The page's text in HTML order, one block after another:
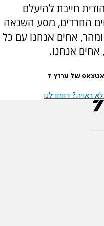
חייבת להיעלם
החרדים, מסע השנאה
אחים אנחנו עם כל
אחים אנחנו.
של ערוץ 7
ראויה? דווחו לנו